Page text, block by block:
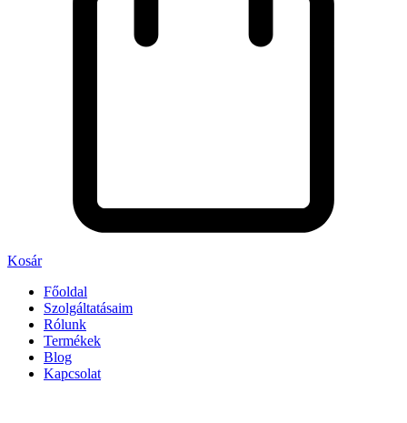
Kosár
Főoldal
Szolgáltatásaim
Rólunk
Termékek
Blog
Kapcsolat